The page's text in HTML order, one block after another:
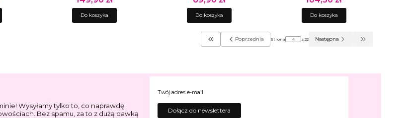
Do koszyka Do koszyka Do koszyka
Wróć do pierwszej strony z produktami
Poprzednia Strona z 22 Następna Przejdź do
Wysyłamy tylko to, co naprawdę
Bez spamu, za to z dużą dawką
Twój adres e-mail
Dołącz do newslettera